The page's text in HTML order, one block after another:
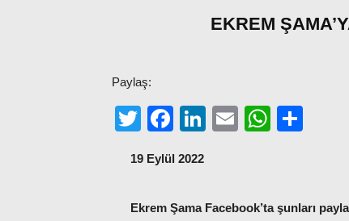
EKREM
Paylaş:
TwitterFacebook
LinkedIn
Email
19 Eylül 2022
Ekrem Şama Facebook’ta şunları